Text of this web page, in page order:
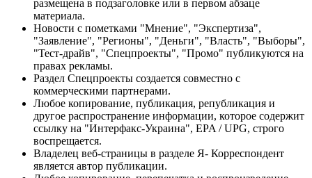
размещена в подзаголовке или в первом абзаце
материала.
Новости с пометками "Мнение", "Экспертиза",
"Заявление", "Регионы", "Деньги", "Власть", "Выборы",
"Тест-драйв", "Спецпроекты", "Промо" публикуются на
правах рекламы.
Раздел Спецпроекты создается совместно с
коммерческими партнерами.
Любое копирование, публикация, републикация и
другое распространение информации, которое содержит
ссылку на "Интерфакс-Украина", EPA / UPG, строго
воспрещается.
Владелец веб-страницы в разделе Я- Корреспондент
является автор публикации.